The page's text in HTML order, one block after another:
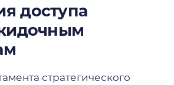
доступа
стратегического